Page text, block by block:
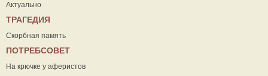
Актуально
ТРАГЕДИЯ
Скорбная память
ПОТРЕБСОВЕТ
На крючке у аферистов